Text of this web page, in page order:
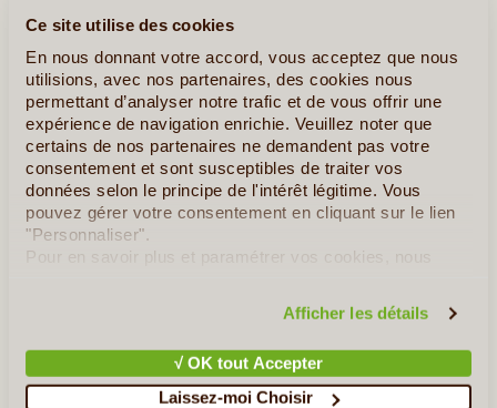
Ce site utilise des cookies
En nous donnant votre accord, vous acceptez que nous
utilisions, avec nos partenaires, des cookies nous
permettant d’analyser notre trafic et de vous offrir une
expérience de navigation enrichie. Veuillez noter que
certains de nos partenaires ne demandent pas votre
consentement et sont susceptibles de traiter vos
données selon le principe de l'intérêt légitime. Vous
pouvez gérer votre consentement en cliquant sur le lien
"Personnaliser".
Pour en savoir plus et paramétrer vos cookies, nous
Afficher les détails
√ OK tout Accepter
Laissez-moi Choisir